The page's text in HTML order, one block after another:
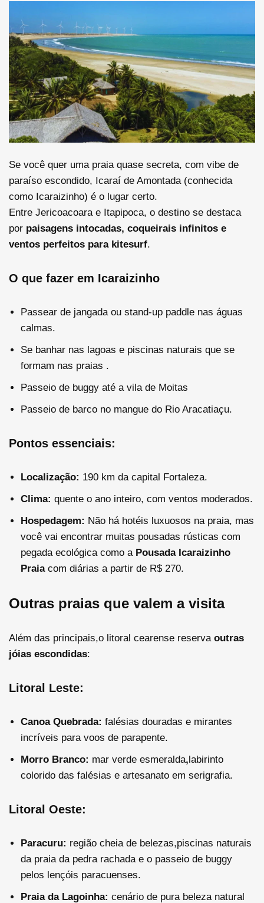
Se você quer uma praia quase secreta, com vibe de
paraíso escondido, Icaraí de Amontada (conhecida
como Icaraizinho) é o lugar certo.
Entre Jericoacoara e Itapipoca, o destino se destaca
por paisagens intocadas, coqueirais infinitos e
ventos perfeitos para kitesurf.
O que fazer em Icaraizinho
Passear de jangada ou stand-up paddle nas águas
calmas.
Se banhar nas lagoas e piscinas naturais que se
formam nas praias .
Passeio de buggy até a vila de Moitas
Passeio de barco no mangue do Rio Aracatiaçu.
Pontos essenciais:
Localização: 190 km da capital Fortaleza.
Clima: quente o ano inteiro, com ventos moderados.
Hospedagem: Não há hotéis luxuosos na praia, mas
você vai encontrar muitas pousadas rústicas com
pegada ecológica como a Pousada Icaraizinho
Praia com diárias a partir de R$ 270.
Outras praias que valem a visita
Além das principais,o litoral cearense reserva outras
jóias escondidas:
Litoral Leste:
Canoa Quebrada: falésias douradas e mirantes
incríveis para voos de parapente.
Morro Branco: mar verde esmeralda,labirinto
colorido das falésias e artesanato em serigrafia.
Litoral Oeste:
Paracuru: região cheia de belezas,piscinas naturais
da praia da pedra rachada e o passeio de buggy
pelos lençóis paracuenses.
Praia da Lagoinha: cenário de pura beleza natural